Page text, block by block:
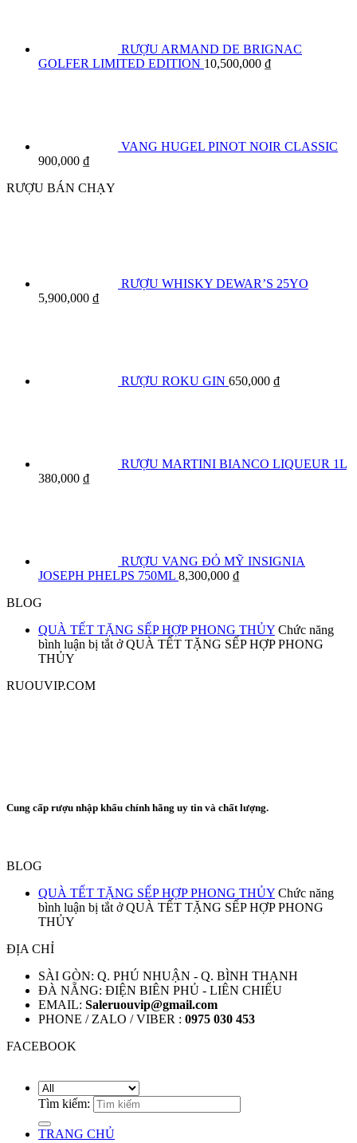
RƯỢU ARMAND DE BRIGNAC
GOLFER LIMITED EDITION 10,500,000 ₫
VANG HUGEL PINOT NOIR CLASSIC
900,000 ₫
RƯỢU BÁN CHẠY
RƯỢU WHISKY DEWAR’S 25YO
5,900,000 ₫
RƯỢU ROKU GIN 650,000 ₫
RƯỢU MARTINI BIANCO LIQUEUR 1L
380,000 ₫
RƯỢU VANG ĐỎ MỸ INSIGNIA
JOSEPH PHELPS 750ML 8,300,000 ₫
BLOG
QUÀ TẾT TẶNG SẾP HỢP PHONG THỦY Chức năng
bình luận bị tắt ở QUÀ TẾT TẶNG SẾP HỢP PHONG
THỦY
RUOUVIP.COM
Cung cấp rượu nhập khẩu chính hãng uy tin và chất lượng.
BLOG
QUÀ TẾT TẶNG SẾP HỢP PHONG THỦY Chức năng
bình luận bị tắt ở QUÀ TẾT TẶNG SẾP HỢP PHONG
THỦY
ĐỊA CHỈ
SÀI GÒN: Q. PHÚ NHUẬN - Q. BÌNH THẠNH
ĐÀ NẴNG: ĐIỆN BIÊN PHỦ - LIÊN CHIỂU
EMAIL: Saleruouvip@gmail.com
PHONE / ZALO / VIBER : 0975 030 453
FACEBOOK
Tìm kiếm:
TRANG CHỦ